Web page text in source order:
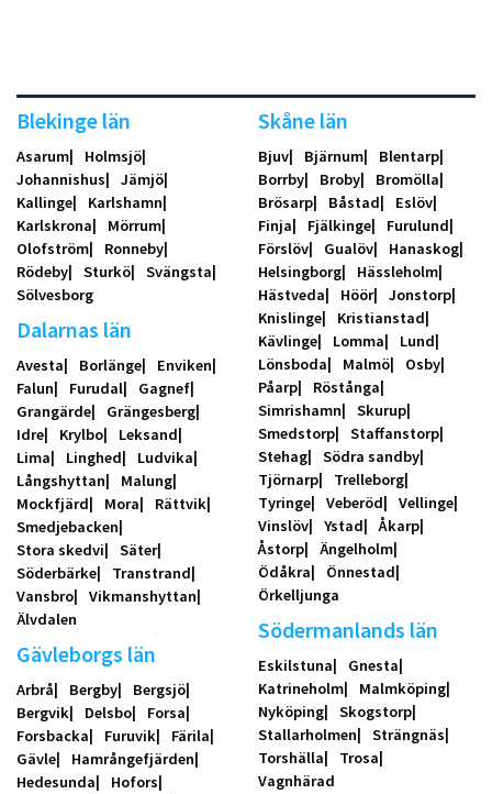
Blekinge län
Asarum
Holmsjö
Johannishus
Jämjö
Kallinge
Karlshamn
Karlskrona
Mörrum
Olofström
Ronneby
Rödeby
Sturkö
Svängsta
Sölvesborg
Dalarnas län
Avesta Borlänge
Enviken
Falun
Furudal
Gagnef
Grangärde
Grängesberg
Idre
Krylbo
Leksand
Lima
Linghed
Ludvika
Långshyttan
Malung
Mockfjärd
Mora
Rättvik
Smedjebacken
Stora skedvi
Säter
Söderbärke
Transtrand
Vansbro
Vikmanshyttan
Älvdalen
Gävleborgs län
Arbrå Bergby
Bergsjö
Bergvik
Delsbo
Forsa
Forsbacka
Furuvik
Färila
Gävle
Hamrångefjärden
Hedesunda
Hofors
Skåne län
Bjuv Bjärnum
Blentarp
Borrby
Broby
Bromölla
Brösarp
Båstad
Eslöv
Finja
Fjälkinge
Furulund
Förslöv
Gualöv
Hanaskog
Helsingborg
Hässleholm
Hästveda
Höör
Jonstorp
Knislinge
Kristianstad
Kävlinge
Lomma
Lund
Lönsboda
Malmö
Osby
Påarp
Röstånga
Simrishamn
Skurup
Smedstorp
Staffanstorp
Stehag
Södra sandby
Tjörnarp
Trelleborg
Tyringe
Veberöd
Vellinge
Vinslöv
Ystad
Åkarp
Åstorp
Ängelholm
Ödåkra
Önnestad
Örkelljunga
Södermanlands län
Eskilstuna
Gnesta
Katrineholm
Malmköping
Nyköping
Skogstorp
Stallarholmen
Strängnäs
Torshälla
Trosa
Vagnhärad